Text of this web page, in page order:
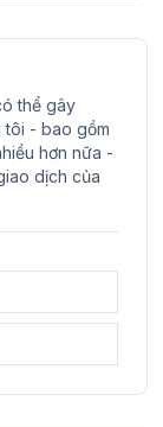
thể gây
tôi - bao gồm
hơn nữa -
dịch của